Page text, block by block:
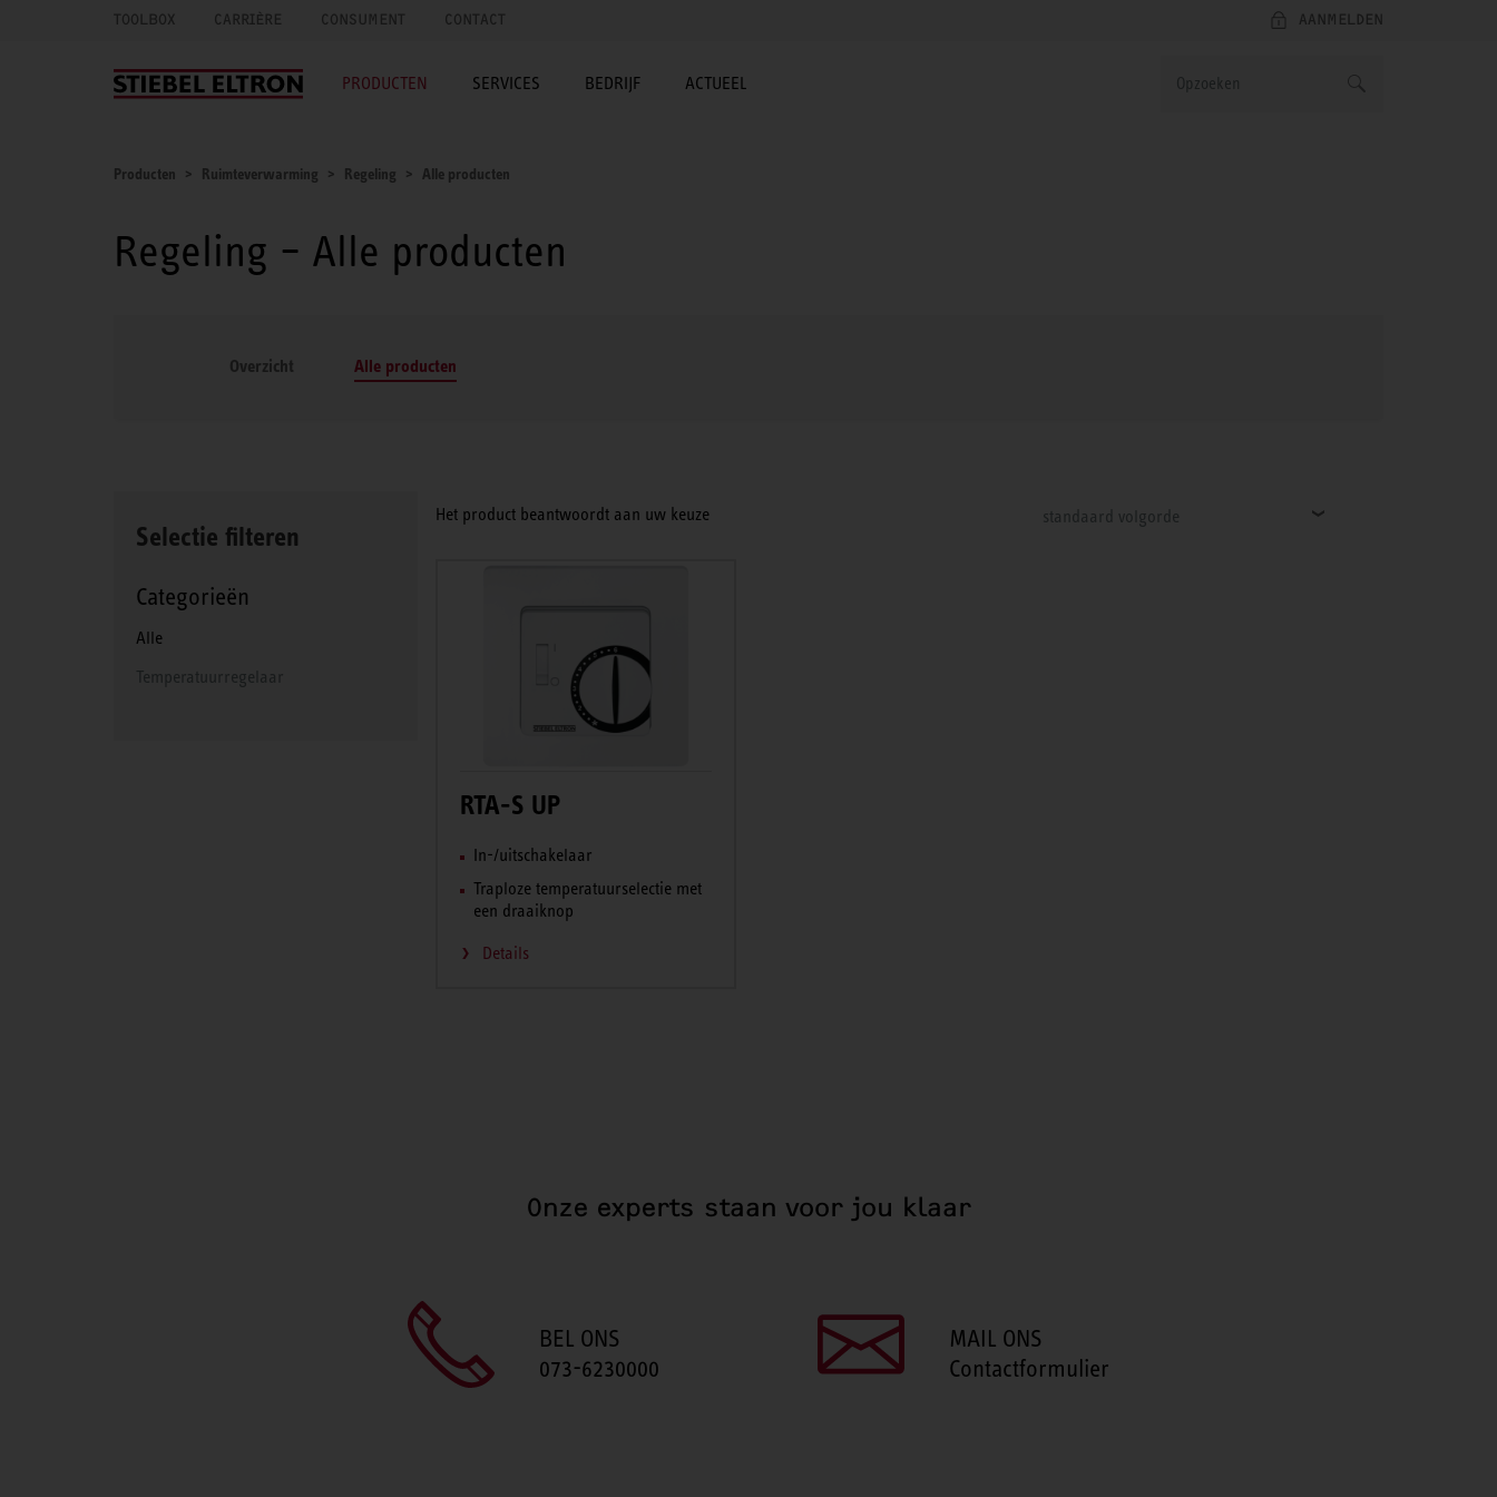
TOOLBOX CARRIÈRE CONSUMENT CONTACT AANMELDEN
PRODUCTEN SERVICES BEDRIJF ACTUEEL
Producten Ruimteverwarming Regeling Alle producten
Regeling – Alle producten
Overzicht Alle producten
Selectie filteren
Categorieën
Alle
Temperatuurregelaar
Het product beantwoordt aan uw keuze standaard volgorde
RTA-S UP
In-/uitschakelaar
Traploze temperatuurselectie met
een draaiknop
Details
Onze experts staan voor jou klaar
BEL ONS
073-6230000
MAIL ONS
Contactformulier